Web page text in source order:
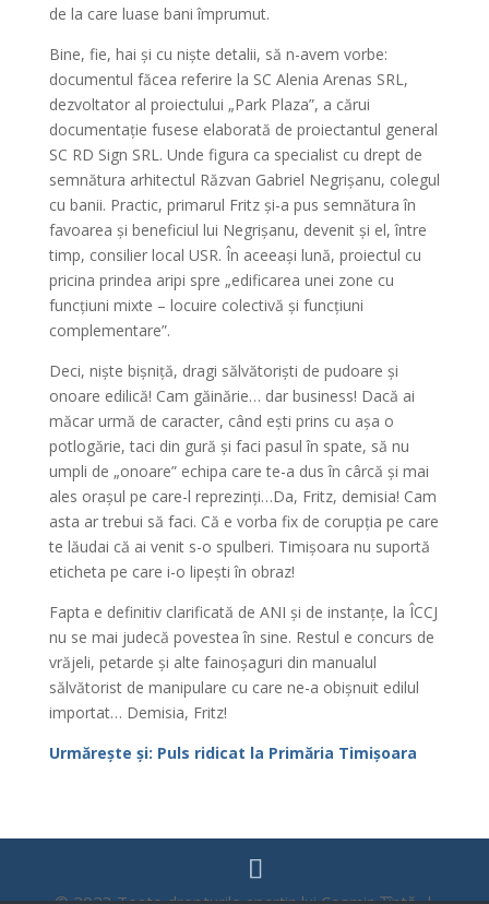
de la care luase bani împrumut.
Bine, fie, hai și cu niște detalii, să n-avem vorbe:
documentul făcea referire la SC Alenia Arenas SRL,
dezvoltator al proiectului „Park Plaza”, a cărui
documentație fusese elaborată de proiectantul general
SC RD Sign SRL. Unde figura ca specialist cu drept de
semnătura arhitectul Răzvan Gabriel Negrișanu, colegul
cu banii. Practic, primarul Fritz și-a pus semnătura în
favoarea și beneficiul lui Negrișanu, devenit și el, între
timp, consilier local USR. În aceeași lună, proiectul cu
pricina prindea aripi spre „edificarea unei zone cu
funcțiuni mixte – locuire colectivă și funcțiuni
complementare”.
Deci, niște bișniță, dragi sălvătoriști de pudoare și
onoare edilică! Cam găinărie… dar business! Dacă ai
măcar urmă de caracter, când ești prins cu așa o
potlogărie, taci din gură și faci pasul în spate, să nu
umpli de „onoare” echipa care te-a dus în cârcă și mai
ales orașul pe care-l reprezinți…Da, Fritz, demisia! Cam
asta ar trebui să faci. Că e vorba fix de corupția pe care
te lăudai că ai venit s-o spulberi. Timișoara nu suportă
eticheta pe care i-o lipești în obraz!
Fapta e definitiv clarificată de ANI și de instanțe, la ÎCCJ
nu se mai judecă povestea în sine. Restul e concurs de
vrăjeli, petarde și alte fainoșaguri din manualul
sălvătorist de manipulare cu care ne-a obișnuit edilul
importat… Demisia, Fritz!
Urmărește și: Puls ridicat la Primăria Timișoara